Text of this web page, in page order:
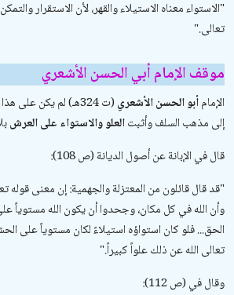
"الاستواء معناه الاستيلاء والقهر، لأن الاستقرار
تعالى".
موقف الإمام أبي الحسن الأشعري
الإمامأبو الحسن الأشعري
(ت 324هـ) لم يكن على
إلى مذهب السلف وأثبتالعلو والاستواء على العرش
قال فيالإبانة عن أصول الديانة(ص 108):
"قد قال قائلون من المعتزلة والجهمية: إن معنى قوله
وأن الله في كل مكان، وجحدوا أن يكون الله مستوياً
الحق... فلو كان استواؤه استيلاءً لكان مستوياً على
تعالى الله عن ذلك علواً كبيراً".
وقال في (ص 112):